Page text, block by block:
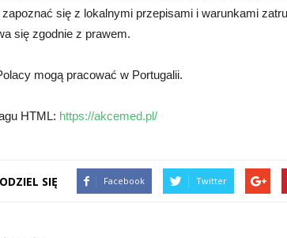
zapoznać się z lokalnymi przepisami i warunkami
się zgodnie z prawem.
mogą pracować w Portugalii.
HTML: https://akcemed.pl/
SIĘ Facebook Twitter